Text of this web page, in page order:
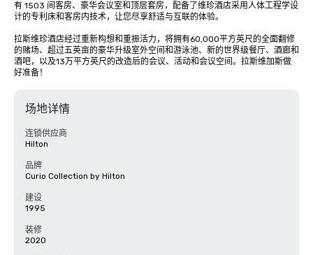
有 1503 间客房、豪华会议室和顶层套房，配备了维珍酒店采用人体工程学设
计的专利床和客房内技术，让您尽享舒适与互联的体验。
拉斯维珍酒店经过重新构想和重振活力，将拥有60,000平方英尺的全面翻修
的赌场、超过五英亩的豪华升级室外空间和游泳池、新的世界级餐厅、酒廊和
酒吧，以及13万平方英尺的改造后的会议、活动和会议空间。拉斯维加斯做
好准备！
场地详情
连锁供应商
Hilton
品牌
Curio Collection by Hilton
建设
1995
装修
2020